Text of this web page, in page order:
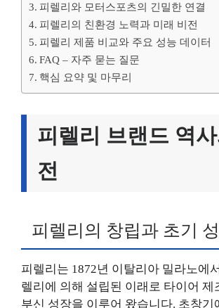
피렐리와 모터스포츠의 긴밀한 연결
피렐리의 친환경 노력과 미래 비전
피렐리 제품 비교와 주요 성능 데이터
FAQ – 자주 묻는 질문
핵심 요약 및 마무리
피렐리 브랜드 역
전
피렐리의 창립과 초기
피렐리는 1872년 이탈리아 밀라노에
렐리에 의해 설립된 이래로 타이어 제
부신 성장을 이루어 왔습니다. 초창기